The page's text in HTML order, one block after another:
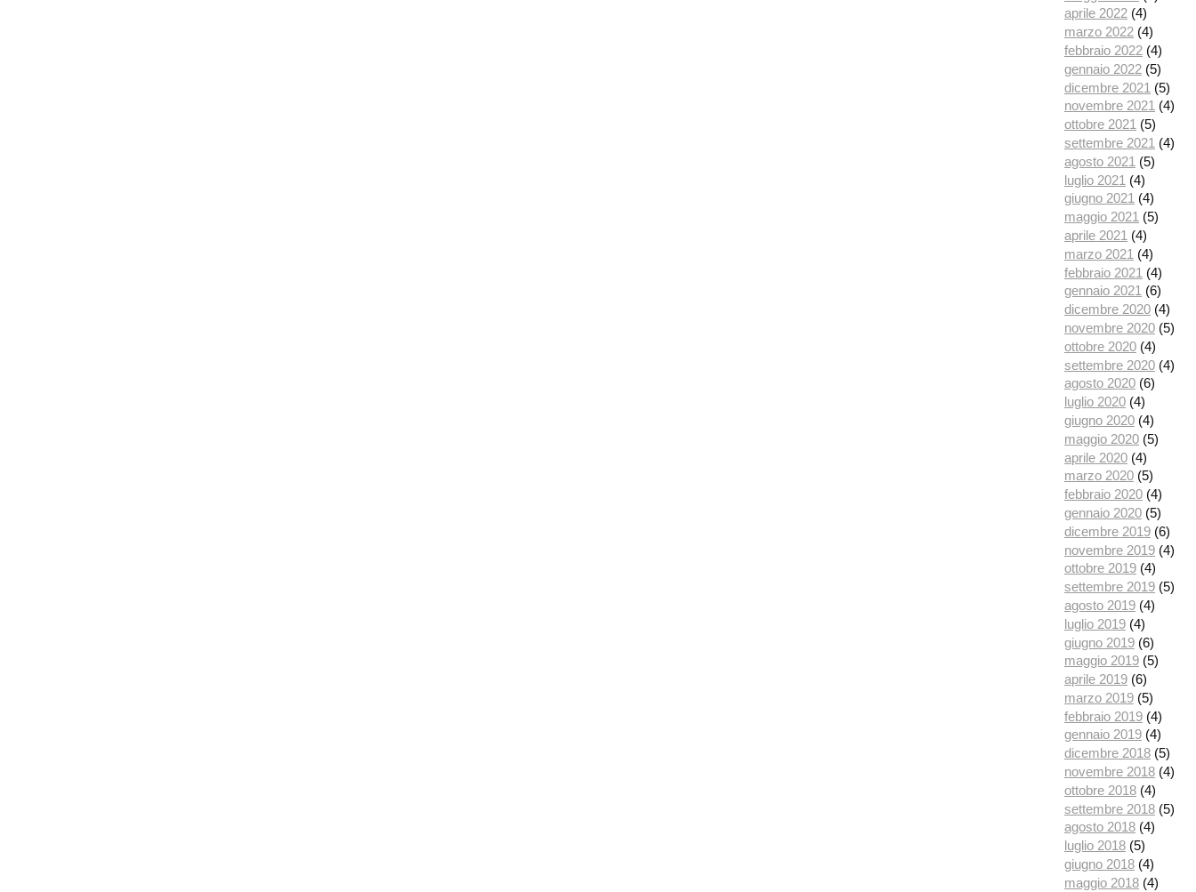
aprile 2022 (4)
marzo 2022 (4)
febbraio 2022 (4)
gennaio 2022 (5)
dicembre 2021 (5)
novembre 2021 (4)
ottobre 2021 (5)
settembre 2021 (4)
agosto 2021 (5)
luglio 2021 (4)
giugno 2021 (4)
maggio 2021 (5)
aprile 2021 (4)
marzo 2021 (4)
febbraio 2021 (4)
gennaio 2021 (6)
dicembre 2020 (4)
novembre 2020 (5)
ottobre 2020 (4)
settembre 2020 (4)
agosto 2020 (6)
luglio 2020 (4)
giugno 2020 (4)
maggio 2020 (5)
aprile 2020 (4)
marzo 2020 (5)
febbraio 2020 (4)
gennaio 2020 (5)
dicembre 2019 (6)
novembre 2019 (4)
ottobre 2019 (4)
settembre 2019 (5)
agosto 2019 (4)
luglio 2019 (4)
giugno 2019 (6)
maggio 2019 (5)
aprile 2019 (6)
marzo 2019 (5)
febbraio 2019 (4)
gennaio 2019 (4)
dicembre 2018 (5)
novembre 2018 (4)
ottobre 2018 (4)
settembre 2018 (5)
agosto 2018 (4)
luglio 2018 (5)
giugno 2018 (4)
maggio 2018 (4)